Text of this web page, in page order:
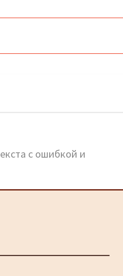
с ошибкой и